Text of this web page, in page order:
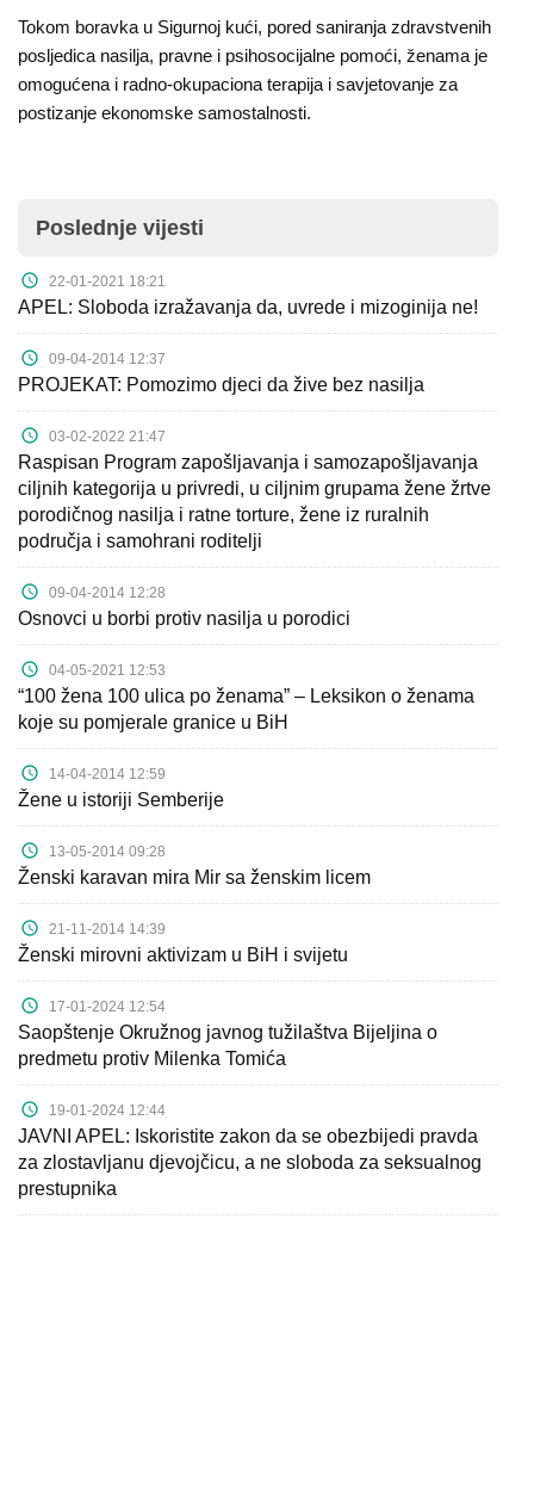
Antitrafiking
Kampanje
English
Kontakt
Tokom boravka u Sigurnoj kući, pored saniranja zdravstvenih
posljedica nasilja, pravne i psihosocijalne pomoći, ženama je
omogućena i radno-okupaciona terapija i savjetovanje za
postizanje ekonomske samostalnosti.
Poslednje vijesti
22-01-2021 18:21
APEL: Sloboda izražavanja da, uvrede i mizoginija ne!
09-04-2014 12:37
PROJEKAT: Pomozimo djeci da žive bez nasilja
03-02-2022 21:47
Raspisan Program zapošljavanja i samozapošljavanja
ciljnih kategorija u privredi, u ciljnim grupama žene žrtve
porodičnog nasilja i ratne torture, žene iz ruralnih
područja i samohrani roditelji
09-04-2014 12:28
Osnovci u borbi protiv nasilja u porodici
04-05-2021 12:53
“100 žena 100 ulica po ženama” – Leksikon o ženama
koje su pomjerale granice u BiH
14-04-2014 12:59
Žene u istoriji Semberije
13-05-2014 09:28
Ženski karavan mira Mir sa ženskim licem
21-11-2014 14:39
Ženski mirovni aktivizam u BiH i svijetu
17-01-2024 12:54
Saopštenje Okružnog javnog tužilaštva Bijeljina o
predmetu protiv Milenka Tomića
19-01-2024 12:44
JAVNI APEL: Iskoristite zakon da se obezbijedi pravda
za zlostavljanu djevojčicu, a ne sloboda za seksualnog
prestupnika